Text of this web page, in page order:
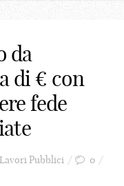
da
di € con
fede
Lavori Pubblici
0